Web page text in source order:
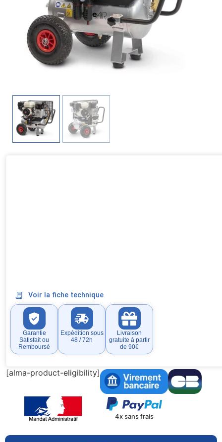
Voir la fiche technique
Garantie
Satisfait ou
Remboursé
Expédition sous
48 / 72h
Livraison
gratuite à partir
de 90€
[alma-product-eligibility]
4x sans frais